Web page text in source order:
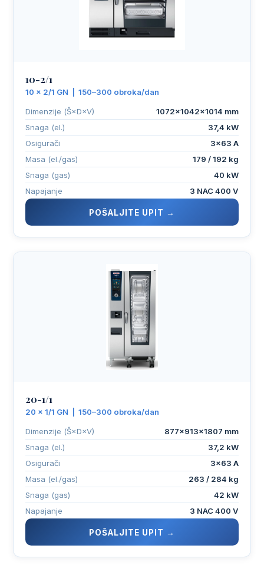
10-2/1
10 × 2/1 GN | 150–300 obroka/dan
Dimenzije (Š×D×V)
1072×1042×1014 mm
Snaga (el.)
37,4 kW
Osigurači
3×63 A
Masa (el./gas)
179 / 192 kg
Snaga (gas)
40 kW
Napajanje
3 NAC 400 V
POŠALJITE UPIT →
20-1/1
20 × 1/1 GN | 150–300 obroka/dan
Dimenzije (Š×D×V)
877×913×1807 mm
Snaga (el.)
37,2 kW
Osigurači
3×63 A
Masa (el./gas)
263 / 284 kg
Snaga (gas)
42 kW
Napajanje
3 NAC 400 V
POŠALJITE UPIT →